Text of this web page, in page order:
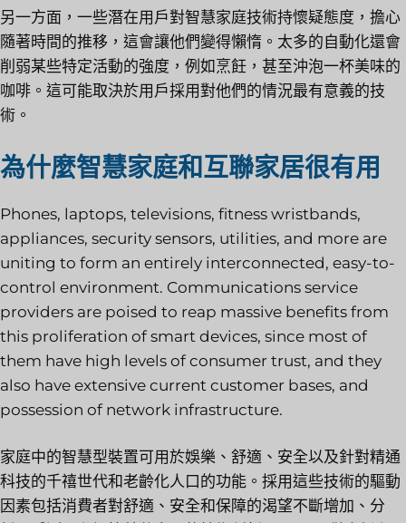
另一方面，一些潛在用戶對智慧家庭技術持懷疑態度，擔心
隨著時間的推移，這會讓他們變得懶惰。太多的自動化還會
削弱某些特定活動的強度，例如烹飪，甚至沖泡一杯美味的
咖啡。這可能取決於用戶採用對他們的情況最有意義的技
術。
為什麼智慧家庭和互聯家居很有用
Phones, laptops, televisions, fitness wristbands,
appliances, security sensors, utilities, and more are
uniting to form an entirely interconnected, easy-to-
control environment. Communications service
providers are poised to reap massive benefits from
this proliferation of smart devices, since most of
them have high levels of consumer trust, and they
also have extensive current customer bases, and
possession of network infrastructure.
家庭中的智慧型裝置可用於娛樂、舒適、安全以及針對精通
科技的千禧世代和老齡化人口的功能。採用這些技術的驅動
因素包括消費者對舒適、安全和保障的渴望不斷增加、分